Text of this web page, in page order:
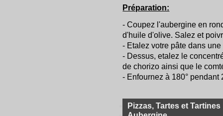
Préparation:
- Coupez l'aubergine en
d'huile d'olive. Salez et
- Etalez votre pâte dans
- Dessus, etalez le
de chorizo ainsi que le
- Enfournez à 180° pendant
Pizzas, Tartes et Tartines